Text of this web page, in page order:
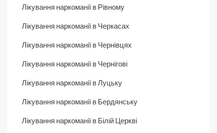
Лікування наркоманії в Рівному
Лікування наркоманії в Черкасах
Лікування наркоманії в Чернівцях
Лікування наркоманії в Чернігові
Лікування наркоманії в Луцьку
Лікування наркоманії в Бердянську
Лікування наркоманії в Білій Церкві